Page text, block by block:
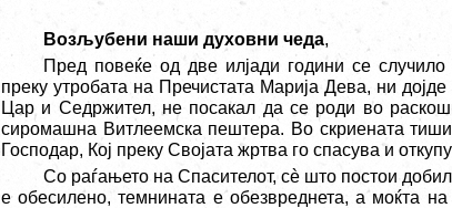
Возљубени наши духовни чеда,
Пред повеќе од две илјади години се
преку утробата на Пречистата Марија Дева, ни
Цар и Седржител, не посакал да се роди во
сиромашна Витлеемска пештера. Во скриената
Господар, Кој преку Својата жртва го спасува и
Со раѓањето на Спасителот, сè што постои
е обесилено, темнината е обезвреднета, а моќта